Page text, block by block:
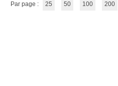
Par page : 25 50 100 200